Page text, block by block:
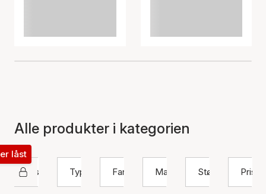
Alle produkter i kategorien
Sistie 2nd
låst
Type
Farve Materiale Størrelse Pris